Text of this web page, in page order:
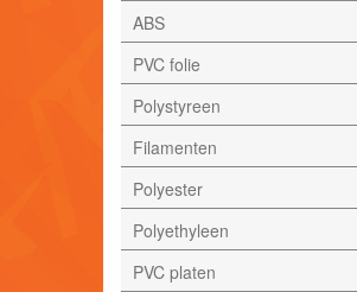
ABS
PVC folie
Polystyreen
Filamenten
Polyester
Polyethyleen
PVC platen